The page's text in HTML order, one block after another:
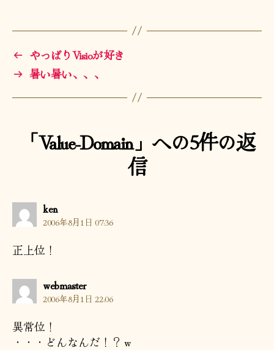
← やっぱりVisioが好き
→ 暑い暑い、、、
「Value-Domain」への5件の返
信
kenの
発
言:
2006年8月1日 07:36
正上位！
webmasterの
発
言:
2006年8月1日 22:06
異常位！
・・・どんなんだ！？ｗ